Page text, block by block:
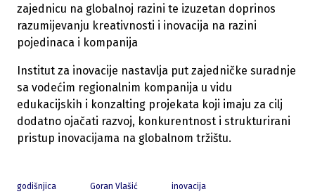
zajednicu na globalnoj razini te izuzetan doprinos
razumijevanju kreativnosti i inovacija na razini
pojedinaca i kompanija
Institut za inovacije nastavlja put zajedničke suradnje
sa vodećim regionalnim kompanija u vidu
edukacijskih i konzalting projekata koji imaju za cilj
dodatno ojačati razvoj, konkurentnost i strukturirani
pristup inovacijama na globalnom tržištu.
godišnjica Goran Vlašić inovacija